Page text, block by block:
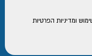
ומדיניות הפרטיות